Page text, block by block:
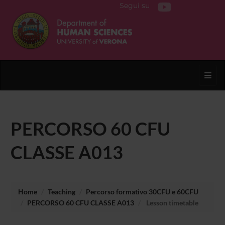
Segui su
PERCORSO 60 CFU
CLASSE A013
Home Teaching
Percorso formativo 30CFU e 60CFU
PERCORSO 60 CFU CLASSE A013
Lesson timetable